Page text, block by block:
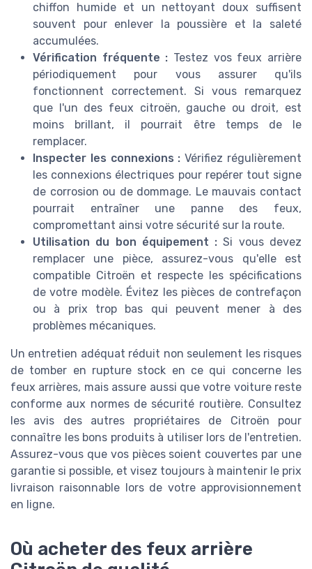
chiffon humide et un nettoyant doux suffisent
souvent pour enlever la poussière et la saleté
accumulées.
Vérification fréquente : Testez vos feux arrière
périodiquement pour vous assurer qu'ils
fonctionnent correctement. Si vous remarquez
que l'un des feux citroën, gauche ou droit, est
moins brillant, il pourrait être temps de le
remplacer.
Inspecter les connexions : Vérifiez régulièrement
les connexions électriques pour repérer tout signe
de corrosion ou de dommage. Le mauvais contact
pourrait entraîner une panne des feux,
compromettant ainsi votre sécurité sur la route.
Utilisation du bon équipement : Si vous devez
remplacer une pièce, assurez-vous qu'elle est
compatible Citroën et respecte les spécifications
de votre modèle. Évitez les pièces de contrefaçon
ou à prix trop bas qui peuvent mener à des
problèmes mécaniques.
Un entretien adéquat réduit non seulement les risques
de tomber en rupture stock en ce qui concerne les
feux arrières, mais assure aussi que votre voiture reste
conforme aux normes de sécurité routière. Consultez
les avis des autres propriétaires de Citroën pour
connaître les bons produits à utiliser lors de l'entretien.
Assurez-vous que vos pièces soient couvertes par une
garantie si possible, et visez toujours à maintenir le prix
livraison raisonnable lors de votre approvisionnement
en ligne.
Où acheter des feux arrière